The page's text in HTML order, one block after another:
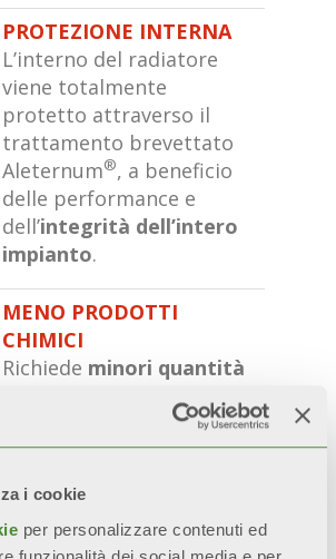
i cookie
per personalizzare contenuti ed
PROTEZIONE INTERNA
L’interno del radiatore
viene totalmente
protetto attraverso il
trattamento brevettato
Aleternum®, a beneficio
delle performance e
dell’integrità dell’intero
impianto.
MENO PRODOTTI
CHIMICI
Richiede minori quantità
di prodotti chimici
aggressivi nel corso
dell’utilizzo del radiatore,
ambientale.